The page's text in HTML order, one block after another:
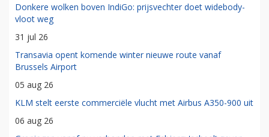
Donkere wolken boven IndiGo: prijsvechter doet widebody-
vloot weg
31 jul 26
Transavia opent komende winter nieuwe route vanaf
Brussels Airport
05 aug 26
KLM stelt eerste commerciële vlucht met Airbus A350-900 uit
06 aug 26